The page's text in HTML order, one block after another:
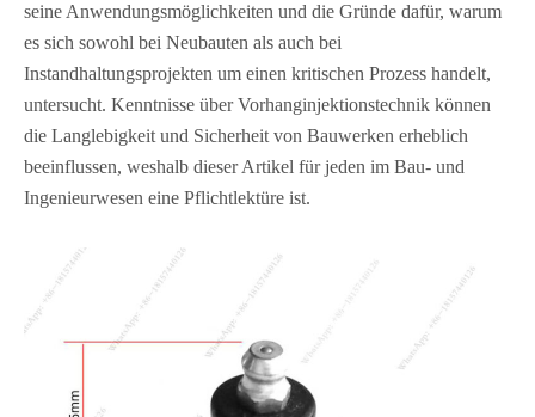
seine Anwendungsmöglichkeiten und die Gründe dafür, warum
es sich sowohl bei Neubauten als auch bei
Instandhaltungsprojekten um einen kritischen Prozess handelt,
untersucht. Kenntnisse über Vorhanginjektionstechnik können
die Langlebigkeit und Sicherheit von Bauwerken erheblich
beeinflussen, weshalb dieser Artikel für jeden im Bau- und
Ingenieurwesen eine Pflichtlektüre ist.